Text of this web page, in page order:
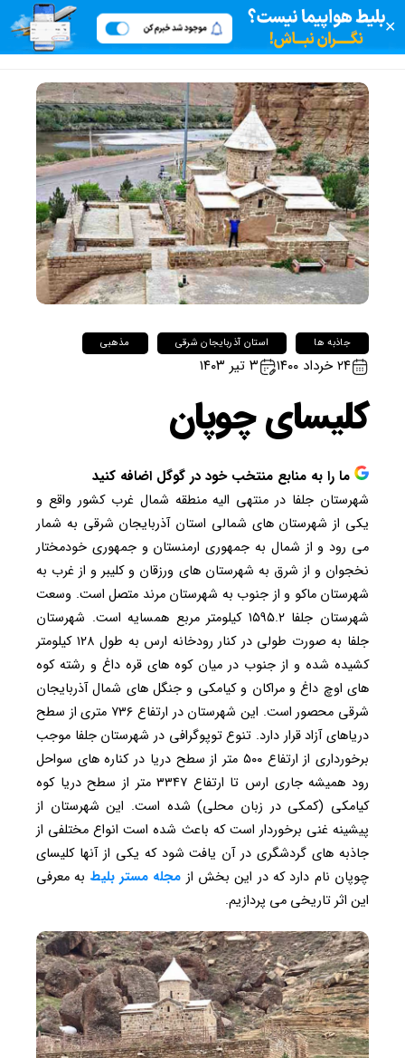
✕
جاذبه ها استان آذربایجان شرقی مذهبی
۲۴ خرداد ۱۴۰۰ ۳ تیر ۱۴۰۳
کلیسای چوپان
ما را به منابع منتخب خود در گوگل اضافه کنید
شهرستان جلفا در منتهی الیه منطقه شمال غرب کشور واقع و
یکی از شهرستان های شمالی استان آذربایجان شرقی به شمار
می رود و از شمال به جمهوری ارمنستان و جمهوری خودمختار
نخجوان و از شرق به شهرستان های ورزقان و کلیبر و از غرب به
شهرستان ماکو و از جنوب به شهرستان مرند متصل است. وسعت
شهرستان جلفا ۱۵۹۵.۲ کیلومتر مربع همسایه است. شهرستان
جلفا به صورت طولی در کنار رودخانه ارس به طول ۱۲۸ کیلومتر
کشیده شده و از جنوب در میان کوه های قره داغ و رشته کوه
های اوچ داغ و مراکان و کیامکی و جنگل های شمال آذربایجان
شرقی محصور است. این شهرستان در ارتفاع ۷۳۶ متری از سطح
دریاهای آزاد قرار دارد. تنوع توپوگرافی در شهرستان جلفا موجب
برخورداری از ارتفاع ۵۰۰ متر از سطح دریا در کناره های سواحل
رود همیشه جاری ارس تا ارتفاع ۳۳۴۷ متر از سطح دریا کوه
کیامکی (کمکی در زبان محلی) شده است. این شهرستان از
پیشینه غنی برخوردار است که باعث شده است انواع مختلفی از
جاذبه های گردشگری در آن یافت شود که یکی از آنها کلیسای
چوپان نام دارد که در این بخش از مجله مستر بلیط به معرفی
این اثر تاریخی می پردازیم.